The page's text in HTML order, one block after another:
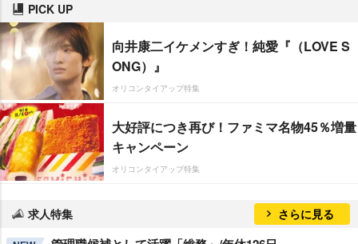
PICK UP
向井康二イケメンすぎ！純愛『（LOVE S
ONG）』
オリコンタイアップ特集
大好評につき再び！ファミマ名物45％増量
キャンペーン
オリコンタイアップ特集
求人特集 さらに見る